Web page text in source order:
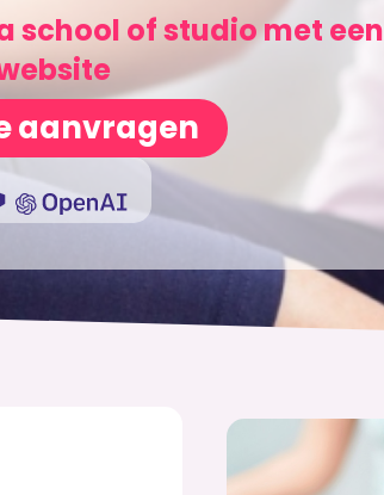
school of studio met een
aanvragen